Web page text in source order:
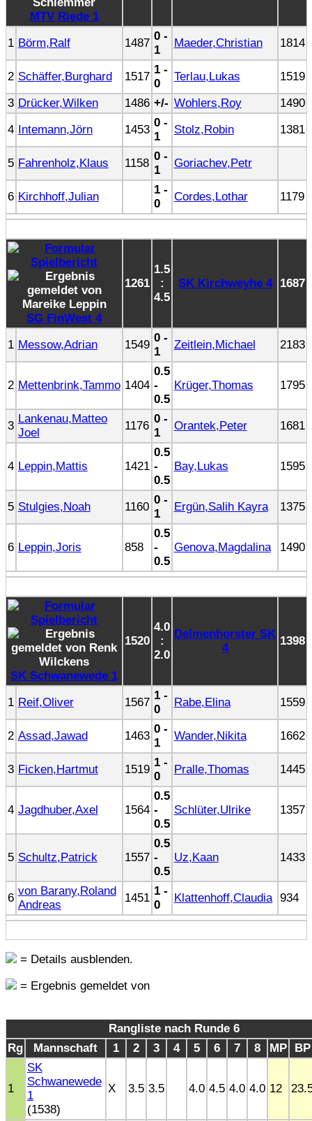
MTV Riede 1
1 Börm,Ralf 1487
0 -
1
Maeder,Christian 1814
2 Schäffer,Burghard 1517
1 -
0
Terlau,Lukas
1519
3 Drücker,Wilken 1486 +/- Wohlers,Roy
1490
4 Intemann,Jörn 1453
0 -
1
Stolz,Robin 1381
5 Fahrenholz,Klaus 1158
0 -
1
Goriachev,Petr
6 Kirchhoff,Julian
1 -
0
Cordes,Lothar 1179
SG FinWest 4
1261
1.5
:
4.5
SK Kirchweyhe 4 1687
1 Messow,Adrian 1549
0 -
1
Zeitlein,Michael 2183
2 Mettenbrink,Tammo 1404
0.5
-
0.5
Krüger,Thomas 1795
3
Lankenau,Matteo
Joel
1176
0 -
1
Orantek,Peter 1681
4 Leppin,Mattis 1421
0.5
-
0.5
Bay,Lukas 1595
5 Stulgies,Noah 1160
0 -
1
Ergün,Salih Kayra 1375
6 Leppin,Joris 858
0.5
-
0.5
Genova,Magdalina 1490
SK Schwanewede 1
1520
4.0
:
2.0
Delmenhorster SK
4
1398
1 Reif,Oliver 1567
1 -
0
Rabe,Elina 1559
2 Assad,Jawad 1463
0 -
1
Wander,Nikita 1662
3 Ficken,Hartmut 1519
1 -
0
Pralle,Thomas 1445
4 Jagdhuber,Axel 1564
0.5
-
0.5
Schlüter,Ulrike 1357
5 Schultz,Patrick 1557
0.5
-
0.5
Uz,Kaan 1433
6
von Barany,Roland
Andreas
1451
1 -
0
Klattenhoff,Claudia 934
= Details ausblenden.
= Ergebnis gemeldet von
Rangliste nach Runde 6
Rg
Mannschaft 1 2 3 4 5 6 7 8 MP BP
1
SK
Schwanewede
1
(1538)
X 3.5 3.5 4.0 4.5 4.0 4.0 12